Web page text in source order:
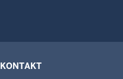
KONTAKT